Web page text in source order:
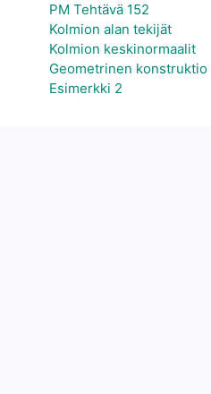
PM Tehtävä 152
Kolmion alan tekijät
Kolmion keskinormaalit
Geometrinen konstruktio
Esimerkki 2